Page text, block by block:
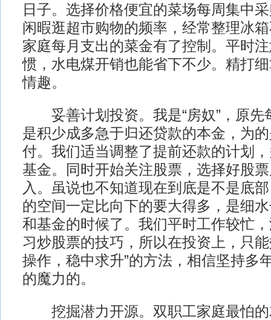
日子。选择价格便宜的菜场每周集中
闲暇逛超市购物的频率，经常整理冰
家庭每月支出的菜金有了控制。平时
惯，水电煤开销也能省下不少。精打
情趣。
妥善计划投资。我是“房奴”，原先
是积少成多急于归还贷款的本金，为
付。我们适当调整了提前还款的计划
基金。同时开始关注股票，选择好股
入。虽说也不知道现在到底是不是底
的空间一定比向下的要大得多，是细
和基金的时候了。我们平时工作较忙
习炒股票的技巧，所以在投资上，只
操作，稳中求升”的方法，相信坚持多
的魔力的。
挖掘潜力开源。双职工家庭最怕的